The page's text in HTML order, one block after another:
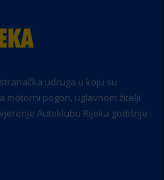
udruga u koju su
motorni pogon, uglavnom žitelji
Autoklubu Rijeka godišnje